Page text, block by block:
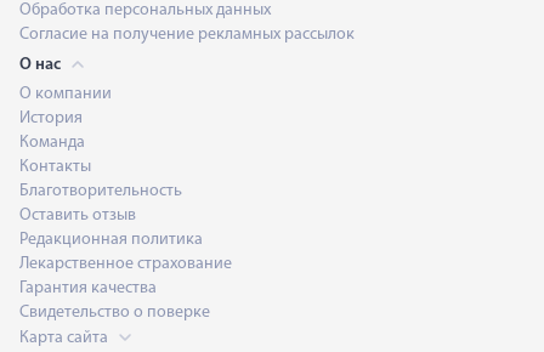
Обработка персональных данных
Согласие на получение рекламных рассылок
О нас
О компании
История
Команда
Контакты
Благотворительность
Оставить отзыв
Редакционная политика
Лекарственное страхование
Гарантия качества
Свидетельство о поверке
Карта сайта